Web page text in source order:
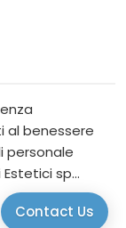
Contact Us
benessere
personale
sp...